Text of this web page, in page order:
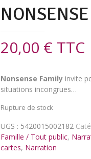
20,00 € TTC
Nonsense Familyinvite
situations incongrues…
Rupture de stock
UGS : 5420015002182
Famille / Tout public,
cartes, Narration